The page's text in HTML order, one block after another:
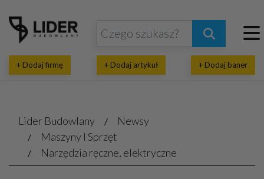
+ Dodaj firmę + Dodaj artykuł + Dodaj baner
Lider Budowlany
Newsy
Maszyny I Sprzęt
Narzędzia ręczne, elektryczne